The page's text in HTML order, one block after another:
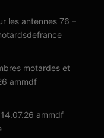
les antennes 76 –
motardes et
ammdf
ammdf